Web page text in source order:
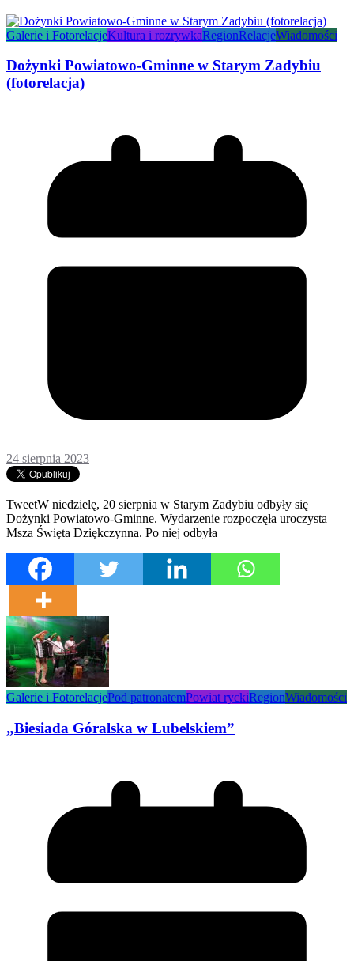
Galerie i FotorelacjeKultura i rozrywkaRegionRelacjeWiadomości
Dożynki Powiatowo-Gminne w Starym Zadybiu
(fotorelacja)
24 sierpnia 2023
TweetW niedzielę, 20 sierpnia w Starym Zadybiu odbyły się
Dożynki Powiatowo-Gminne. Wydarzenie rozpoczęła uroczysta
Msza Święta Dziękczynna. Po niej odbyła
Galerie i FotorelacjePod patronatemPowiat ryckiRegionWiadomości
„Biesiada Góralska w Lubelskiem”